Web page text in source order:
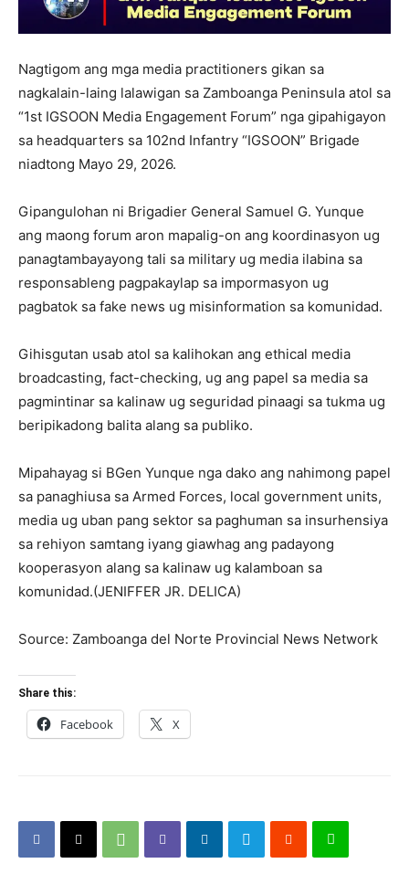
Nagtigom ang mga media practitioners gikan sa
nagkalain-laing lalawigan sa Zamboanga Peninsula atol sa
“1st IGSOON Media Engagement Forum” nga gipahigayon
sa headquarters sa 102nd Infantry “IGSOON” Brigade
niadtong Mayo 29, 2026.
Gipangulohan ni Brigadier General Samuel G. Yunque
ang maong forum aron mapalig-on ang koordinasyon ug
panagtambayayong tali sa military ug media ilabina sa
responsableng pagpakaylap sa impormasyon ug
pagbatok sa fake news ug misinformation sa komunidad.
Gihisgutan usab atol sa kalihokan ang ethical media
broadcasting, fact-checking, ug ang papel sa media sa
pagmintinar sa kalinaw ug seguridad pinaagi sa tukma ug
beripikadong balita alang sa publiko.
Mipahayag si BGen Yunque nga dako ang nahimong papel
sa panaghiusa sa Armed Forces, local government units,
media ug uban pang sektor sa paghuman sa insurhensiya
sa rehiyon samtang iyang giawhag ang padayong
kooperasyon alang sa kalinaw ug kalamboan sa
komunidad.(JENIFFER JR. DELICA)
Source: Zamboanga del Norte Provincial News Network
Share this:
Facebook X